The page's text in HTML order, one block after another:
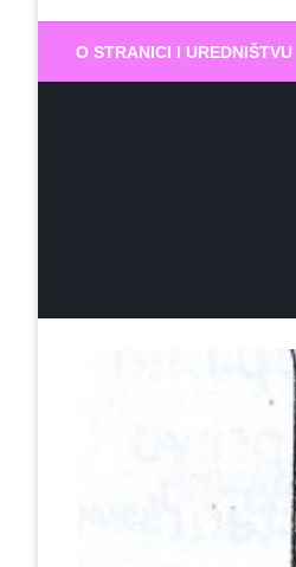
O STRANICI I UREDNIŠTVU